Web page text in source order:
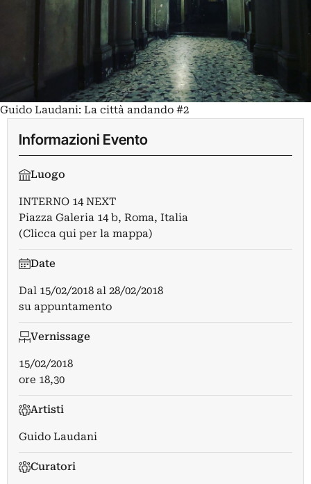
Guido Laudani: La città andando #2
Informazioni Evento
Luogo
INTERNO 14 NEXT
Piazza Galeria 14 b, Roma, Italia
(Clicca qui per la mappa)
Date
Dal 15/02/2018 al 28/02/2018
su appuntamento
Vernissage
15/02/2018
ore 18,30
Artisti
Guido Laudani
Curatori